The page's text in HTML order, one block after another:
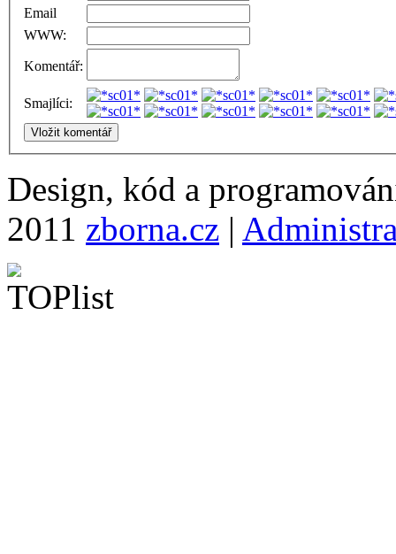
Email
WWW:
Komentář:
Smajlíci:
Design, kód a
2011 zborna.cz |